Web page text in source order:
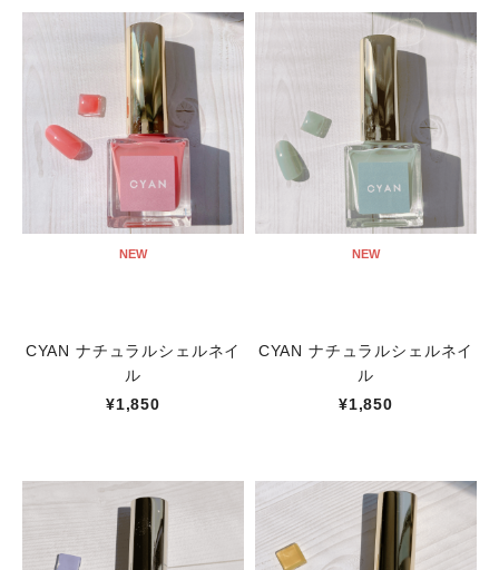
NEW
CYAN ナチュラルシェルネイ
ル
¥1,850
NEW
CYAN ナチュラルシェルネイ
ル
¥1,850